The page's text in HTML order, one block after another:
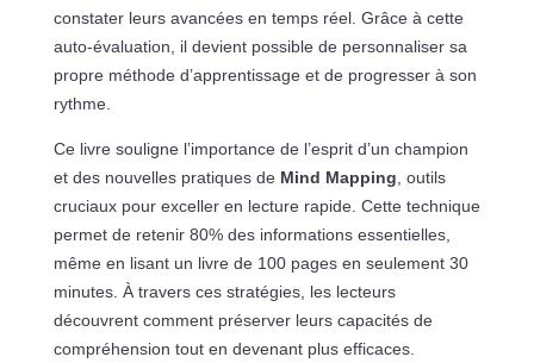
constater leurs avancées en temps réel. Grâce à cette
auto-évaluation, il devient possible de personnaliser sa
propre méthode d’apprentissage et de progresser à son
rythme.
Ce livre souligne l’importance de l’esprit d’un champion
et des nouvelles pratiques de Mind Mapping , outils
cruciaux pour exceller en lecture rapide. Cette technique
permet de retenir 80% des informations essentielles,
même en lisant un livre de 100 pages en seulement 30
minutes. À travers ces stratégies, les lecteurs
découvrent comment préserver leurs capacités de
compréhension tout en devenant plus efficaces.